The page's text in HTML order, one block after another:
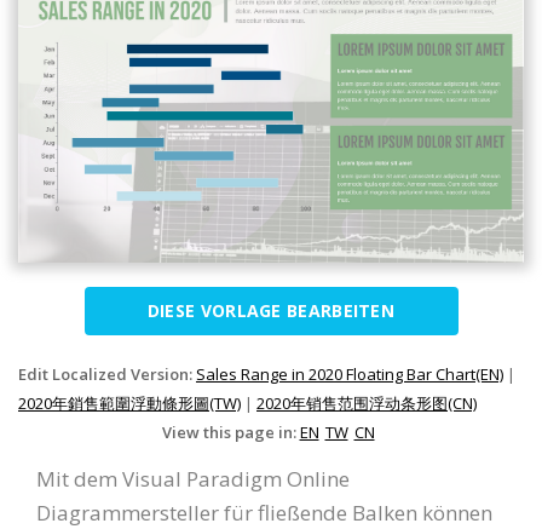
DIESE VORLAGE BEARBEITEN
Edit Localized Version: Sales Range in 2020 Floating Bar Chart(EN) |
2020年銷售範圍浮動條形圖(TW) | 2020年销售范围浮动条形图(CN)
View this page in:EN TW CN
Mit dem Visual Paradigm Online
Diagrammersteller für fließende Balken können